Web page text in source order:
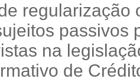
regularização
passivos
na
de